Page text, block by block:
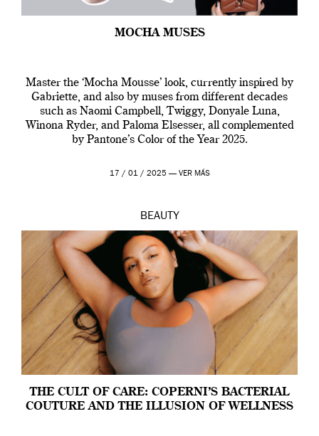
MOCHA MUSES
Master the ‘Mocha Mousse’ look, currently inspired by
Gabriette, and also by muses from different decades
such as Naomi Campbell, Twiggy, Donyale Luna,
Winona Ryder, and Paloma Elsesser, all complemented
by Pantone’s Color of the Year 2025.
17 / 01 / 2025 — VER MÁS
BEAUTY
THE CULT OF CARE: COPERNI’S BACTERIAL
COUTURE AND THE ILLUSION OF WELLNESS